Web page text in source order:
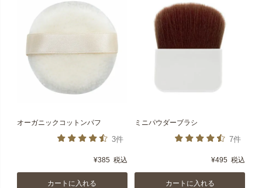
オーガニックコットンパフ
3件
¥385 税込
カートに入れる
ミニパウダーブラシ
7件
¥495 税込
カートに入れる